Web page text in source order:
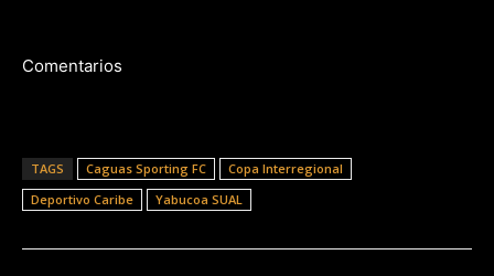
Comentarios
TAGS Caguas Sporting FC
Copa Interregional
Deportivo Caribe
Yabucoa SUAL